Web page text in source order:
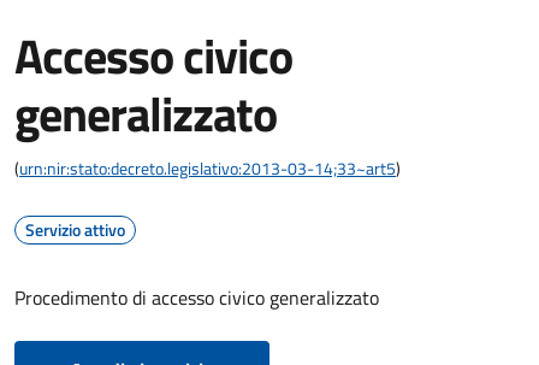
Accesso civico
generalizzato
(urn:nir:stato:decreto.legislativo:2013-03-14;33~art5)
Servizio attivo
Procedimento di accesso civico generalizzato